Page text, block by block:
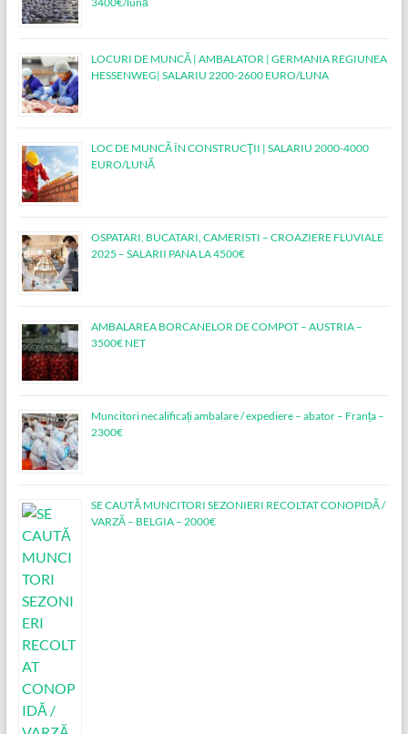
LOCURI DE MUNCĂ | AMBALATOR | GERMANIA REGIUNEA
HESSENWEG| SALARIU 2200-2600 EURO/LUNA
LOC DE MUNCĂ ÎN CONSTRUCŢII | SALARIU 2000-4000
EURO/LUNĂ
OSPATARI, BUCATARI, CAMERISTI – CROAZIERE FLUVIALE
2025 – SALARII PANA LA 4500€
AMBALAREA BORCANELOR DE COMPOT – AUSTRIA –
3500€ NET
Muncitori necalificați ambalare / expediere – abator – Franța –
2300€
SE CAUTĂ MUNCITORI SEZONIERI RECOLTAT CONOPIDĂ /
VARZĂ – BELGIA – 2000€